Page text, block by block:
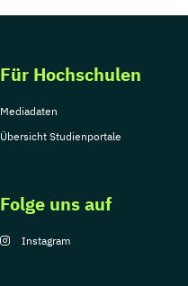
Für Hochschulen
Mediadaten
Übersicht Studienportale
Folge uns auf
Instagram